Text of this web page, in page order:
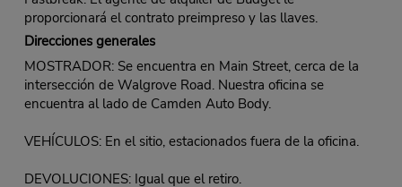
proporcionará el contrato preimpreso y las llaves.
Direcciones generales
MOSTRADOR: Se encuentra en Main Street, cerca de la
intersección de Walgrove Road. Nuestra oficina se
encuentra al lado de Camden Auto Body.
VEHÍCULOS: En el sitio, estacionados fuera de la oficina.
DEVOLUCIONES: Igual que el retiro.